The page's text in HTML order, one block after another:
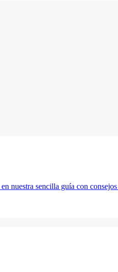
nuestra sencilla guía con